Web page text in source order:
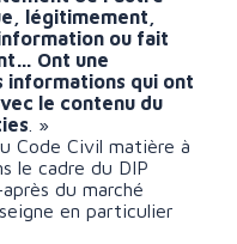
légitimement,
ou fait
Ont une
informations qui ont
le contenu du
. »
Code Civil matière à
le cadre du DIP
du marché
en particulier